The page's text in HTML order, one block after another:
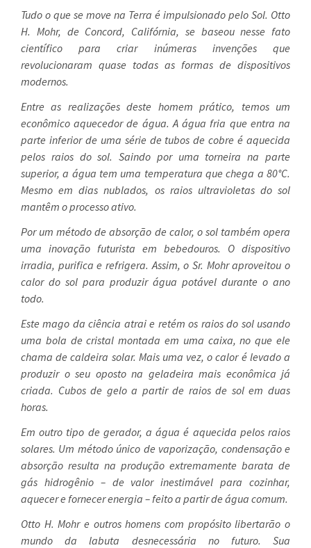
Tudo o que se move na Terra é impulsionado pelo Sol. Otto
H. Mohr, de Concord, Califórnia, se baseou nesse fato
científico para criar inúmeras invenções que
revolucionaram quase todas as formas de dispositivos
modernos.
Entre as realizações deste homem prático, temos um
econômico aquecedor de água. A água fria que entra na
parte inferior de uma série de tubos de cobre é aquecida
pelos raios do sol. Saindo por uma torneira na parte
superior, a água tem uma temperatura que chega a 80°C.
Mesmo em dias nublados, os raios ultravioletas do sol
mantêm o processo ativo.
Por um método de absorção de calor, o sol também opera
uma inovação futurista em bebedouros. O dispositivo
irradia, purifica e refrigera. Assim, o Sr. Mohr aproveitou o
calor do sol para produzir água potável durante o ano
todo.
Este mago da ciência atrai e retém os raios do sol usando
uma bola de cristal montada em uma caixa, no que ele
chama de caldeira solar. Mais uma vez, o calor é levado a
produzir o seu oposto na geladeira mais econômica já
criada. Cubos de gelo a partir de raios de sol em duas
horas.
Em outro tipo de gerador, a água é aquecida pelos raios
solares. Um método único de vaporização, condensação e
absorção resulta na produção extremamente barata de
gás hidrogênio – de valor inestimável para cozinhar,
aquecer e fornecer energia – feito a partir de água comum.
Otto H. Mohr e outros homens com propósito libertarão o
mundo da labuta desnecessária no futuro. Sua